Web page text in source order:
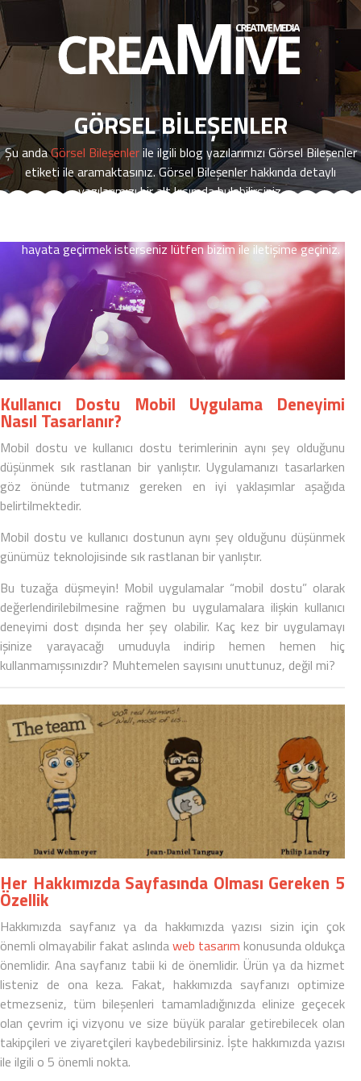
HAKKIMIZDA
MARKALARIMIZ
İŞLER
İLETİŞİM
GÖRSEL BILEŞENLER
Şu andaGörsel Bileşenlerile ilgili blog yazılarımızı Görsel Bileşenler
etiketi ile aramaktasınız.Görsel Bileşenlerhakkında detaylı
yazılarımızı bir alt kısımda bulabilirsiniz.
hayata geçirmek isterseniz lütfen bizim ile iletişime geçiniz.
Kullanıcı Dostu Mobil Uygulama Deneyimi
Nasıl Tasarlanır?
Mobil dostu ve kullanıcı dostu terimlerinin aynı şey olduğunu
düşünmek sık rastlanan bir yanlıştır. Uygulamanızı tasarlarken
göz önünde tutmanız gereken en iyi yaklaşımlar aşağıda
belirtilmektedir.
Mobil dostu ve kullanıcı dostunun aynı şey olduğunu düşünmek
günümüz teknolojisinde sık rastlanan bir yanlıştır.
Bu tuzağa düşmeyin! Mobil uygulamalar “mobil dostu” olarak
değerlendirilebilmesine rağmen bu uygulamalara ilişkin kullanıcı
deneyimi dost dışında her şey olabilir. Kaç kez bir uygulamayı
işinize yarayacağı umuduyla indirip hemen hemen hiç
kullanmamışsınızdır? Muhtemelen sayısını unuttunuz, değil mi?
Her Hakkımızda Sayfasında Olması Gereken 5
Özellik
Hakkımızda sayfanız ya da hakkımızda yazısı sizin için çok
önemli olmayabilir fakat aslındaweb tasarım konusunda oldukça
önemlidir. Ana sayfanız tabii ki de önemlidir. Ürün ya da hizmet
listeniz de ona keza. Fakat, hakkımızda sayfanızı optimize
etmezseniz, tüm bileşenleri tamamladığınızda elinize geçecek
olan çevrim içi vizyonu ve size büyük paralar getirebilecek olan
takipçileri ve ziyaretçileri kaybedebilirsiniz. İşte hakkımızda yazısı
ile ilgili o 5 önemli nokta.